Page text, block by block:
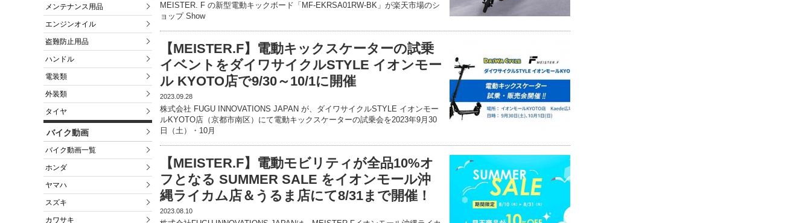
メンテナンス用品
エンジンオイル
盗難防止用品
ハンドル
電装類
外装類
タイヤ
バイク動画
バイク動画一覧
ホンダ
ヤマハ
スズキ
カワサキ
MEISTER. F の新型電動キックボード「MF-EKRSA01RW-BK」が楽天市場のシ
ョップ Show
【MEISTER.F】電動キックスケーターの試乗
イベントをダイワサイクルSTYLE イオンモー
ル KYOTO店で9/30～10/1に開催
2023.09.28
株式会社 FUGU INNOVATIONS JAPAN が、ダイワサイクルSTYLE イオンモー
ルKYOTO店（京都市南区）にて電動キックスケーターの試乗会を2023年9月30
日（⼟）・10月
【MEISTER.F】電動モビリティが全品10%オ
フとなる SUMMER SALE をイオンモール沖
縄ライカム店＆うるま店にて8/31まで開催！
2023.08.10